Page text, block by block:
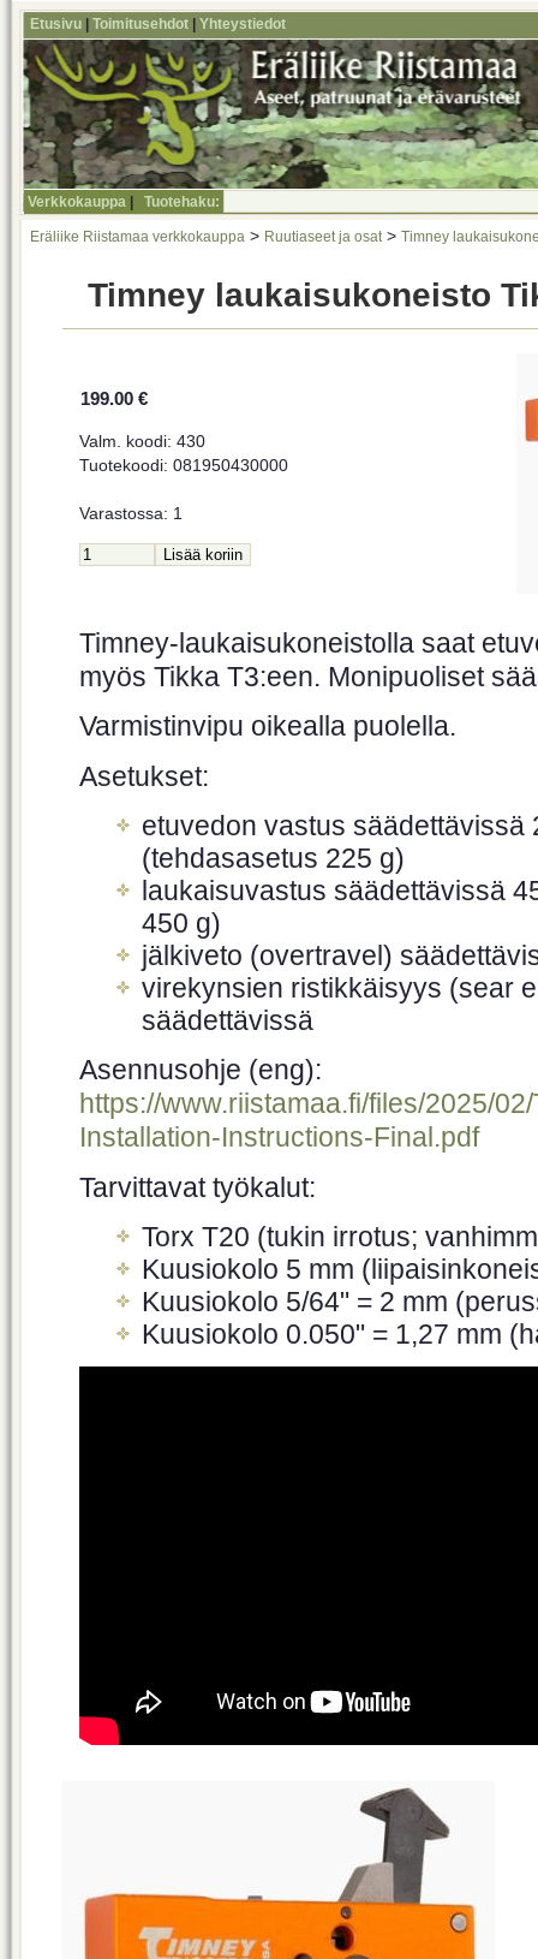
Etusivu Toimitusehdot Yhteystiedot
Verkkokauppa Tuotehaku:
Eräliike Riistamaa verkkokauppa > Ruutiaseet ja osat > Timney
Timney laukaisukoneisto
199.00 €
Valm. koodi: 430
Tuotekoodi: 081950430000
Varastossa: 1
Timney-laukaisukoneistolla saat
myös Tikka T3:een. Monipuoliset
Varmistinvipu oikealla puolella.
Asetukset:
etuvedon vastus säädettävissä
(tehdasasetus 225 g)
laukaisuvastus säädettävissä
450 g)
jälkiveto (overtravel)
virekynsien ristikkäisyys (sear
säädettävissä
Asennusohje (eng):
https://www.riistamaa.fi/files/2025/
Installation-Instructions-Final.pdf
Tarvittavat työkalut:
Torx T20 (tukin irrotus;
Kuusiokolo 5 mm
Kuusiokolo 5/64" = 2 mm
Kuusiokolo 0.050" = 1,27 mm